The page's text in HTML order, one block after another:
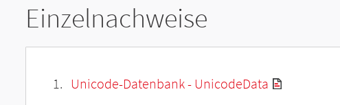
Einzelnachweise
Unicode-Datenbank - UnicodeData